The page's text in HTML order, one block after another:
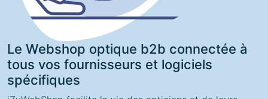
Le Webshop optique b2b connectée à
tous vos fournisseurs et logiciels
spécifiques